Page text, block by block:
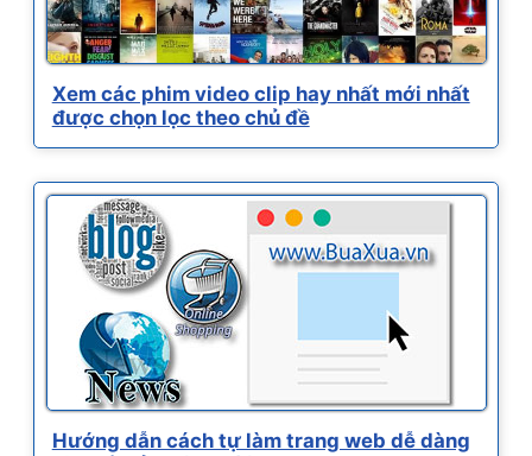
Xem các phim video clip hay nhất mới nhất
được chọn lọc theo chủ đề
Hướng dẫn cách tự làm trang web dễ dàng